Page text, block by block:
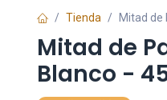
Tienda Mitad de
Mitad de
Blanco -